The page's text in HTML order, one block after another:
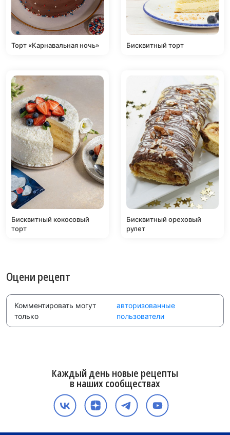
Торт «Карнавальная ночь» Бисквитный торт
Бисквитный кокосовый
торт
Бисквитный ореховый
рулет
Оцени рецепт
Комментировать могут
только
авторизованные
пользователи
Каждый день новые рецепты
в наших сообществах